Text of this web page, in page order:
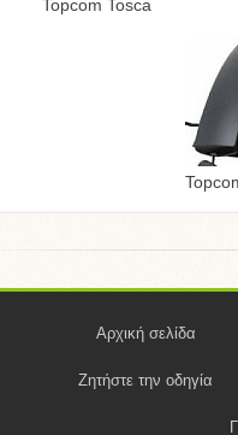
Topcom Tosca
Αρχική σελίδα
Ζητήστε την οδηγία